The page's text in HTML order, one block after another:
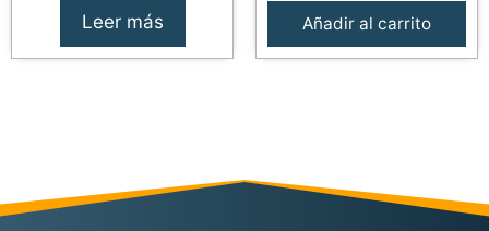
Leer más Añadir al carrito